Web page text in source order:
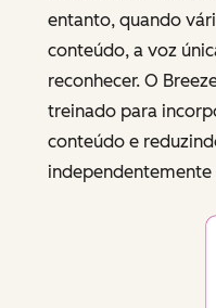
entanto, quando
conteúdo, a voz
reconhecer. O
treinado para
conteúdo e